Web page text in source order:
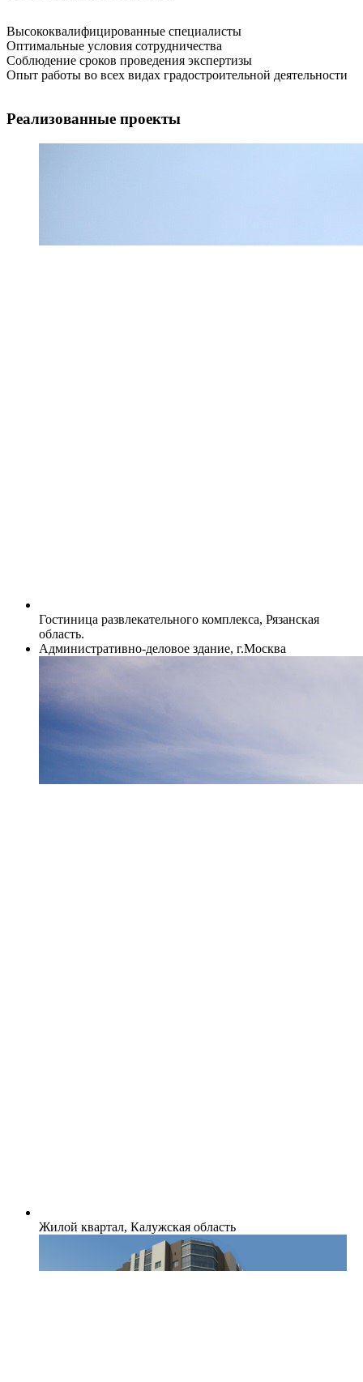
Высококвалифицированные специалисты
Оптимальные условия сотрудничества
Соблюдение сроков проведения экспертизы
Опыт работы во всех видах градостроительной деятельности
Реализованные проекты
Гостиница развлекательного комплекса, Рязанская
область.
Административно-деловое здание, г.Москва
Жилой квартал, Калужская область